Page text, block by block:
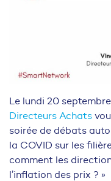
Le lundi 20
Directeurs Achats
soirée de débats
la COVID sur les
comment les
l’inflation des prix ? »